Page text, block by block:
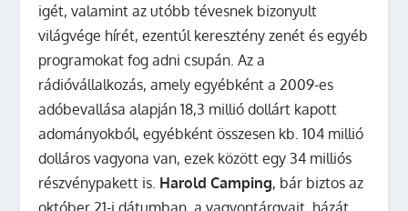
igét, valamint az utóbb tévesnek bizonyult
világvége hírét, ezentúl keresztény zenét és egyéb
programokat fog adni csupán. Az a
rádióvállalkozás, amely egyébként a 2009-es
adóbevallása alapján 18,3 millió dollárt kapott
adományokból, egyébként összesen kb. 104 millió
dolláros vagyona van, ezek között egy 34 milliós
részvénypakett is. Harold Camping, bár biztos az
október 21-i dátumban, a vagyontárgyait, házát,